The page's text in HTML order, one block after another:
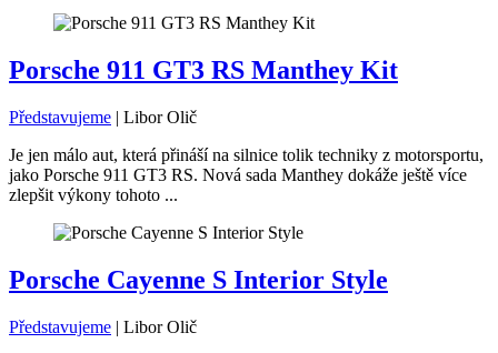
Porsche 911 GT3 RS Manthey Kit
Představujeme | Libor Olič
Je jen málo aut, která přináší na silnice tolik techniky z motorsportu,
jako Porsche 911 GT3 RS. Nová sada Manthey dokáže ještě více
zlepšit výkony tohoto ...
Porsche Cayenne S Interior Style
Představujeme | Libor Olič